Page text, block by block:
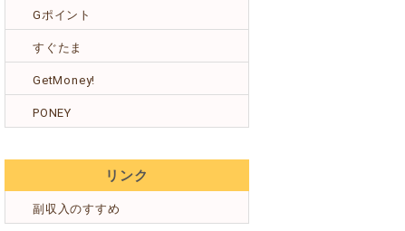
Gポイント
すぐたま
GetMoney!
PONEY
リンク
副収入のすすめ